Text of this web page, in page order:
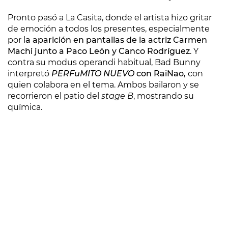
Pronto pasó a La Casita, donde el artista hizo gritar
de emoción a todos los presentes, especialmente
por l a aparición en pantallas de la actriz Carmen
Machi junto a Paco León y Canco Rodríguez. Y
contra su modus operandi habitual, Bad Bunny
interpretó PERFuMITO NUEVO con RaiNao, con
quien colabora en el tema. Ambos bailaron y se
recorrieron el patio del stage B, mostrando su
química.